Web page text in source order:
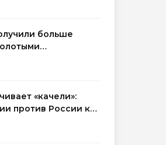
больше
подорожания
«качели»:
против России как